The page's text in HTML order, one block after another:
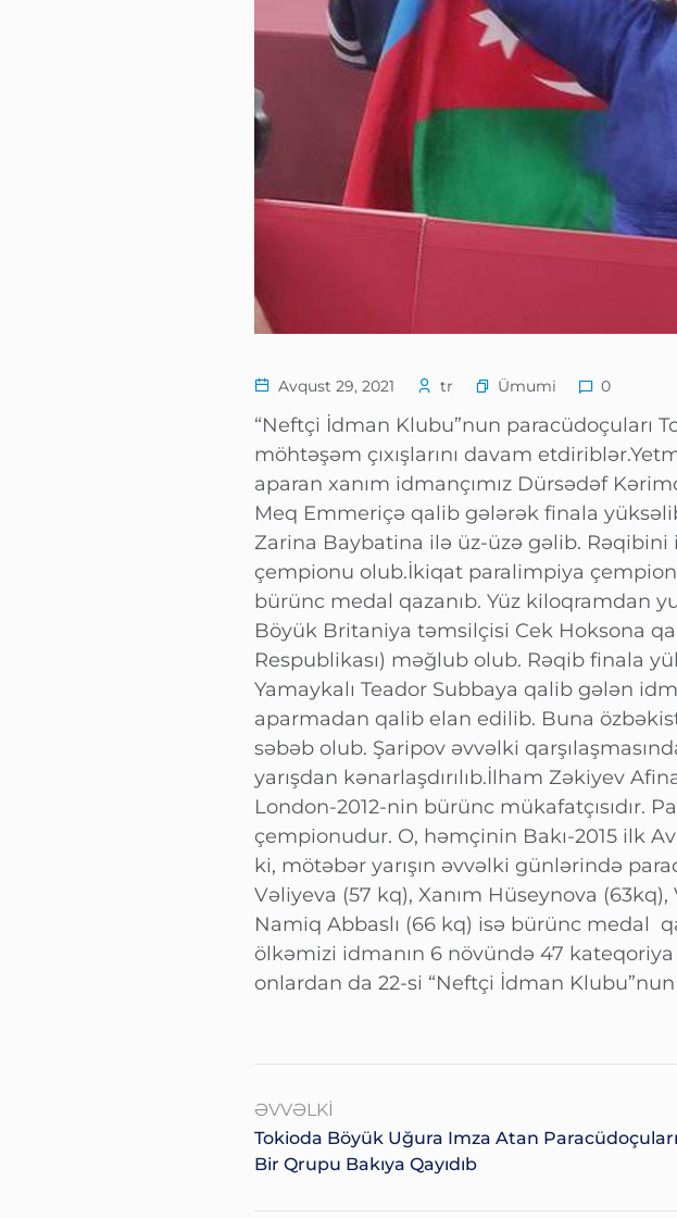
Avqust 29, 2021 tr Ümumi 0
“Neftçi İdman Klubu”nun paracüdoçuları
möhtəşəm çıxışlarını davam
aparan xanım idmançımız Dürsədəf
Meq Emmeriçə qalib gələrək finala
Zarina Baybatina ilə üz-üzə gəlib.
çempionu olub.İkiqat paralimpiya
bürünc medal qazanıb. Yüz kiloqramdan
Böyük Britaniya təmsilçisi Cek Hoksona
Respublikası) məğlub olub. Rəqib finala
Yamaykalı Teador Subbaya qalib gələn
aparmadan qalib elan edilib. Buna
səbəb olub. Şaripov əvvəlki
yarışdan kənarlaşdırılıb.İlham Zəkiyev
London-2012-nin bürünc mükafatçısıdır.
çempionudur. O, həmçinin Bakı-2015 ilk
ki, mötəbər yarışın əvvəlki günlərində
Vəliyeva (57 kq), Xanım Hüseynova
Namiq Abbaslı (66 kq) isə bürünc medal
ölkəmizi idmanın 6 növündə 47
onlardan da 22-si “Neftçi İdman
ƏVVƏLKI
Tokioda Böyük Uğura Imza Atan
Bir Qrupu Bakıya Qayıdıb